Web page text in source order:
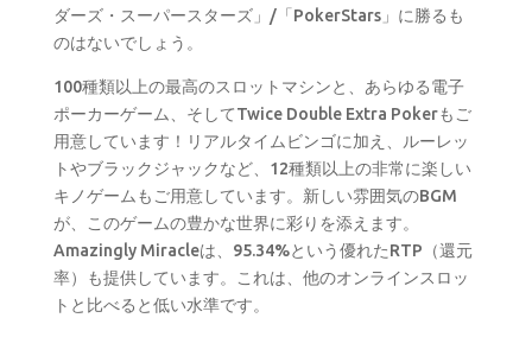
ダーズ・スーパースターズ」/「PokerStars」に勝るも
のはないでしょう。
100種類以上の最高のスロットマシンと、あらゆる電子
ポーカーゲーム、そしてTwice Double Extra Pokerもご
用意しています！リアルタイムビンゴに加え、ルーレッ
トやブラックジャックなど、12種類以上の非常に楽しい
キノゲームもご用意しています。新しい雰囲気のBGM
が、このゲームの豊かな世界に彩りを添えます。
Amazingly Miracleは、95.34%という優れたRTP（還元
率）も提供しています。これは、他のオンラインスロッ
トと比べると低い水準です。